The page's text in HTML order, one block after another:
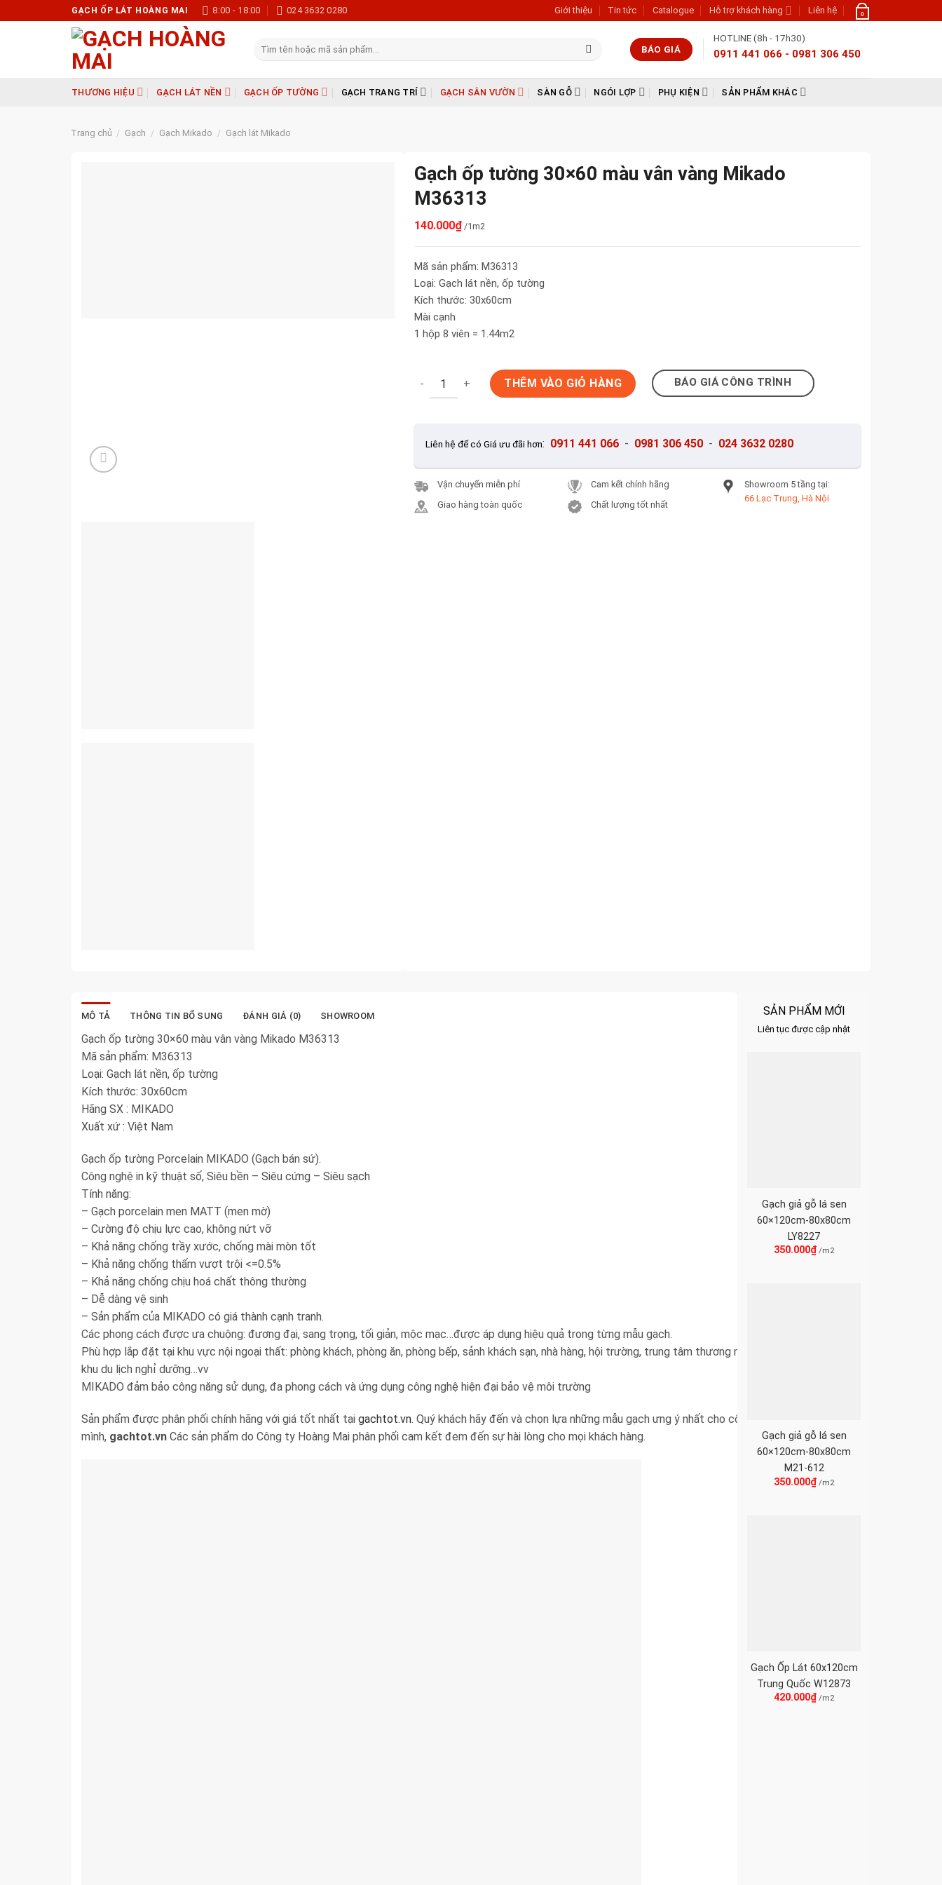
to
GẠCH ỐP LÁT HOÀNG MAI 8:00 - 18:00 024 3632 0280 Giới thiệu Tin tức Catalogue Hỗ trợ khách hàng Liên hệ 0
Tìm
BÁO GIÁ
HOTLINE (8h - 17h30)
0911 441 066 - 0981 306 450
THƯƠNG HIỆU GẠCH LÁT NỀN GẠCH ỐP TƯỜNG GẠCH TRANG TRÍ GẠCH SÂN VƯỜN SÀN GỖ NGÓI LỢP PHỤ KIỆN SẢN PHẨM KHÁC
Trang chủ / Gạch / Gạch Mikado / Gạch lát Mikado
Gạch ốp tường 30×60 màu vân vàng Mikado
M36313
140.000₫ /1m2
Mã sản phẩm: M36313
Loại: Gạch lát nền, ốp tường
Kích thước: 30x60cm
Mài cạnh
1 hộp 8 viên = 1.44m2
Gạch ốp tường 30x60 màu vân vàng Mikado M36313 số lượng
THÊM VÀO GIỎ HÀNG BÁO GIÁ CÔNG TRÌNH
Liên hệ để có Giá ưu đãi hơn: 0911 441 066 - 0981 306 450 - 024 3632 0280
Vận chuyển miễn phí
Giao hàng toàn quốc
Cam kết chính hãng
Chất lượng tốt nhất
Showroom 5 tầng tại:
66 Lạc Trung, Hà Nội
MÔ TẢ THÔNG TIN BỔ SUNG ĐÁNH GIÁ (0) SHOWROOM
Gạch ốp tường 30×60 màu vân vàng Mikado M36313
Mã sản phẩm: M36313
Loại: Gạch lát nền, ốp tường
Kích thước: 30x60cm
Hãng SX : MIKADO
Xuất xứ : Việt Nam
Gạch ốp tường Porcelain MIKADO (Gạch bán sứ).
Công nghệ in kỹ thuật số, Siêu bền – Siêu cứng – Siêu sạch
Tính năng:
– Gạch porcelain men MATT (men mờ)
– Cường độ chịu lực cao, không nứt vỡ
– Khả năng chống trầy xước, chống mài mòn tốt
– Khả năng chống thấm vượt trội <=0.5%
– Khả năng chống chịu hoá chất thông thường
– Dễ dàng vệ sinh
– Sản phẩm của MIKADO có giá thành cạnh tranh.
Các phong cách được ưa chuộng: đương đại, sang trọng, tối giản, mộc mạc…được áp dụng hiệu quả trong từng mẫu gạch.
Phù hợp lắp đặt tại khu vực nội ngoại thất: phòng khách, phòng ăn, phòng bếp, sảnh khách sạn, nhà hàng, hội trường, trung tâm thương mại và các
khu du lịch nghỉ dưỡng…vv
MIKADO đảm bảo công năng sử dụng, đa phong cách và ứng dụng công nghệ hiện đại bảo vệ môi trường
Sản phẩm được phân phối chính hãng với giá tốt nhất tại gachtot.vn. Quý khách hãy đến và chọn lựa những mẫu gạch ưng ý nhất cho công trình của
mình, gachtot.vn Các sản phẩm do Công ty Hoàng Mai phân phối cam kết đem đến sự hài lòng cho mọi khách hàng.
SẢN PHẨM MỚI
Liên tục được cập nhật
Gạch giả gỗ lá sen
60×120cm-80x80cm
LY8227
350.000₫ /m2
Gạch giả gỗ lá sen
60×120cm-80x80cm
M21-612
350.000₫/m2
Gạch Ốp Lát 60x120cm
Trung Quốc W12873
420.000₫ /m2